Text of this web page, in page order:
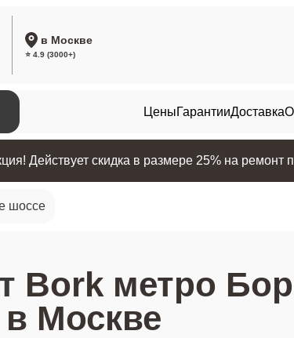
в Москве
⭐ 4.9 (3000+)
ЦеныГарантииДоставка
Действует скидка в размере 25% на
шоссе
Bork метро
Москве